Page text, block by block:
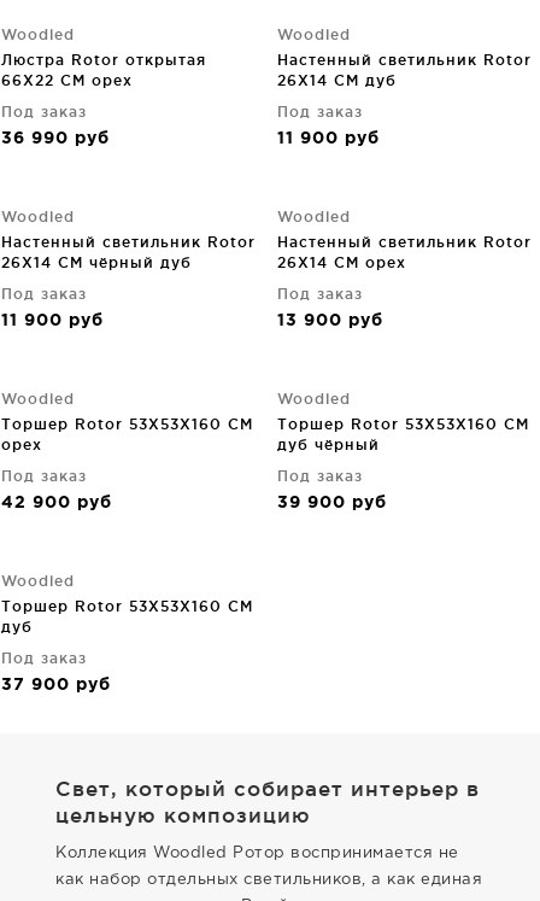
Woodled
Люстра Rotor открытая
66X22 CM орех
Под заказ
36 990 руб
Woodled
Настенный светильник Rotor
26X14 CM дуб
Под заказ
11 900 руб
Woodled
Настенный светильник Rotor
26X14 CM чёрный дуб
Под заказ
11 900 руб
Woodled
Настенный светильник Rotor
26X14 CM орех
Под заказ
13 900 руб
Woodled
Торшер Rotor 53X53X160 CM
орех
Под заказ
42 900 руб
Woodled
Торшер Rotor 53X53X160 CM
дуб чёрный
Под заказ
39 900 руб
Woodled
Торшер Rotor 53X53X160 CM
дуб
Под заказ
37 900 руб
Свет, который собирает интерьер в
цельную композицию
Коллекция Woodled Ротор воспринимается не
как набор отдельных светильников, а как единая